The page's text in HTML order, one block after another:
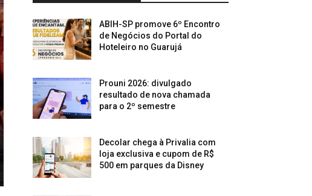
ABIH-SP promove 6º Encontro
de Negócios do Portal do
Hoteleiro no Guarujá
Prouni 2026: divulgado
resultado de nova chamada
para o 2º semestre
Decolar chega à Privalia com
loja exclusiva e cupom de R$
500 em parques da Disney